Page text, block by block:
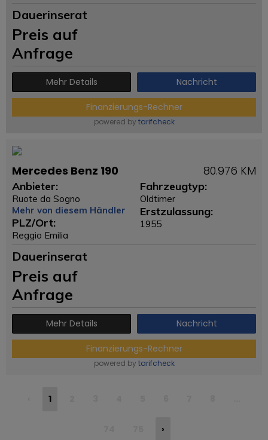
Dauerinserat
Preis auf
Anfrage
Mehr Details Nachricht
Finanzierungs-Rechner
powered by tarifcheck
Mercedes Benz 190 80.976 KM
Anbieter:
Ruote da Sogno
Mehr von diesem Händler
PLZ/Ort:
Reggio Emilia
Fahrzeugtyp:
Oldtimer
Erstzulassung:
1955
Dauerinserat
Preis auf
Anfrage
Mehr Details Nachricht
Finanzierungs-Rechner
powered by tarifcheck
1
›